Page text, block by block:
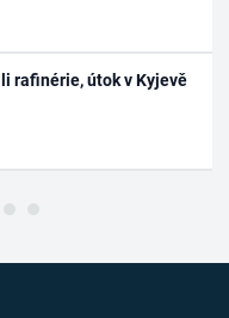
rafinérie, útok v Kyjevě